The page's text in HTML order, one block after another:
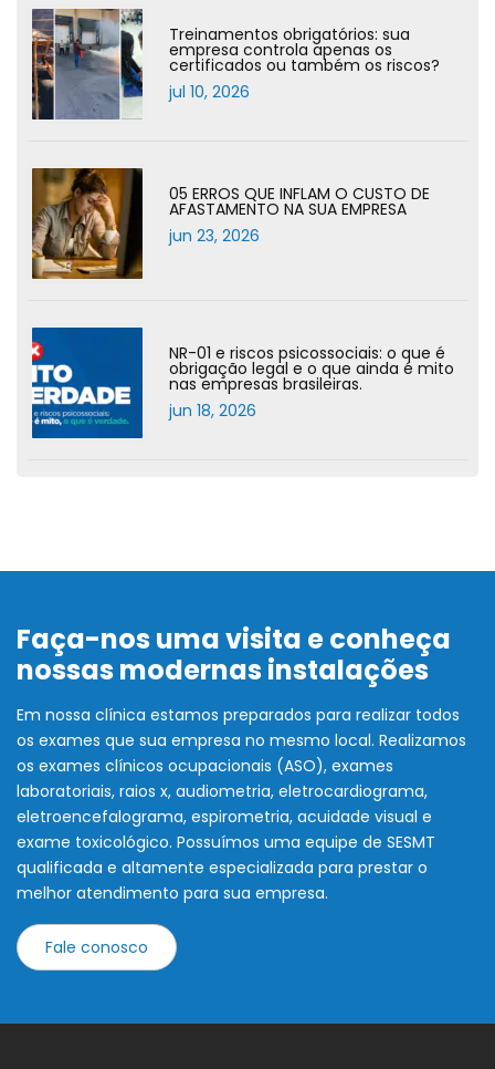
Treinamentos obrigatórios: sua
empresa controla apenas os
certificados ou também os riscos?
jul 10, 2026
05 ERROS QUE INFLAM O CUSTO DE
AFASTAMENTO NA SUA EMPRESA
jun 23, 2026
NR-01 e riscos psicossociais: o que é
obrigação legal e o que ainda é mito
nas empresas brasileiras.
jun 18, 2026
Faça-nos uma visita e conheça
nossas modernas instalações
Em nossa clínica estamos preparados para realizar todos
os exames que sua empresa no mesmo local. Realizamos
os exames clínicos ocupacionais (ASO), exames
laboratoriais, raios x, audiometria, eletrocardiograma,
eletroencefalograma, espirometria, acuidade visual e
exame toxicológico. Possuímos uma equipe de SESMT
qualificada e altamente especializada para prestar o
melhor atendimento para sua empresa.
Fale conosco